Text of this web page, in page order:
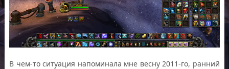
В чем-то ситуация напоминала мне весну 2011-го, ранний